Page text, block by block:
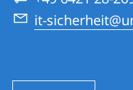
it-